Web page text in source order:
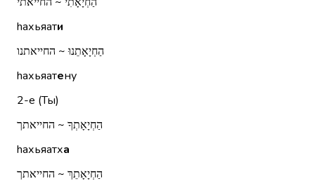
hахьяати
הַחְיָאָתֵנוּ ~ החייאתנו
hахьяатену
2-е (Ты)
הַחְיָאָתְךָ ~ החייאתך
hахьяатха
הַחְיָאָתֵךְ ~ החייאתך